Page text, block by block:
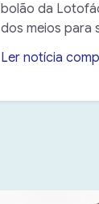
bolão da
dos meios para
Ler notícia